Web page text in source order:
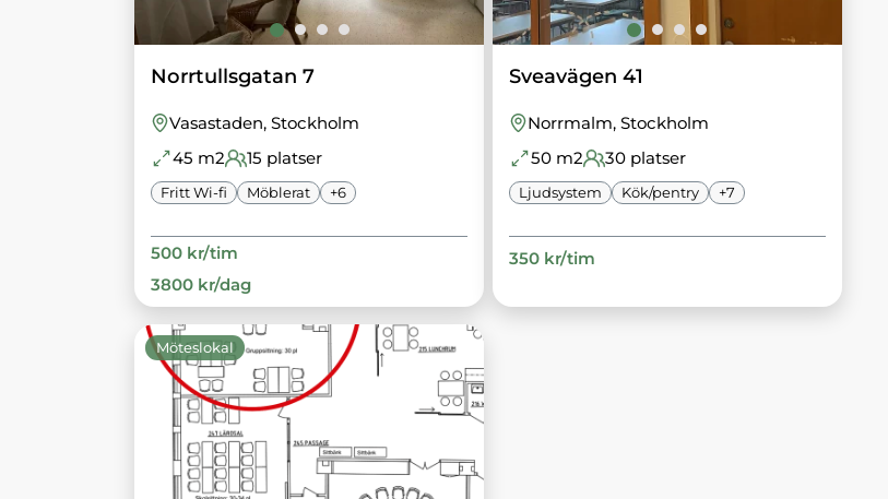
Norrtullsgatan 7
Vasastaden, Stockholm
45 m2 15 platser
Fritt Wi-fi Möblerat +6
500 kr/tim
3800 kr/dag
Sveavägen 41
Norrmalm, Stockholm
50m2 30platser
Ljudsystem Kök/pentry +7
350kr/tim
Möteslokal